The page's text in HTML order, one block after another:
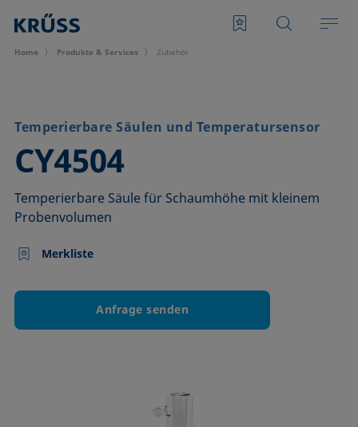
Home Produkte & Services Zubehör
Temperierbare Säulen und Temperatursensor
CY4504
–
Temperierbare Säule für Schaumhöhe mit kleinem
Probenvolumen
Merkliste
Anfrage senden